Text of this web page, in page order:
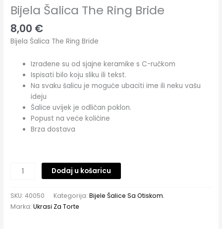
Bijela Šalica The Ring Bride
8,00 €
Bijela Šalica The Ring Bride
Izrađene su od sjajne keramike s C-ručkom
Ispisati bilo koju sliku ili tekst.
Na svaku šalicu je moguće ubaciti ime ili neku vašu
ideju
Šalice uvijek je odličan poklon.
Popust na veće količine
Brza dostava
količina
Dodaj u košaricu
SKU:40050 Kategorija:Bijele Šalice Sa Otiskom.
Marka:Ukrasi Za Torte